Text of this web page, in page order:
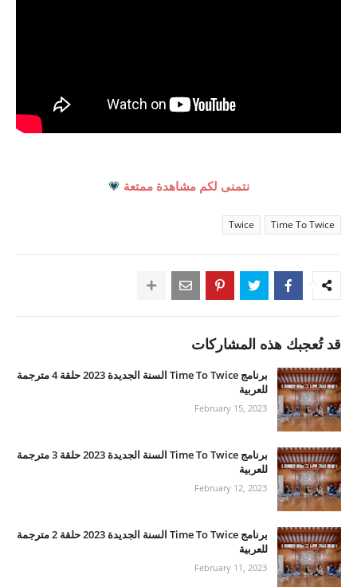
نتمنى لكم مشاهدة ممتعة 💗
Time To Twice
Twice
قد تُعجبك هذه المشاركات
برنامج Time To Twice السنة الجديدة 2023 حلقة 4 مترجمة
للعربية
February 15, 2023
برنامج Time To Twice السنة الجديدة 2023 حلقة 3 مترجمة
للعربية
February 12, 2023
برنامج Time To Twice السنة الجديدة 2023 حلقة 2 مترجمة
للعربية
February 11, 2023